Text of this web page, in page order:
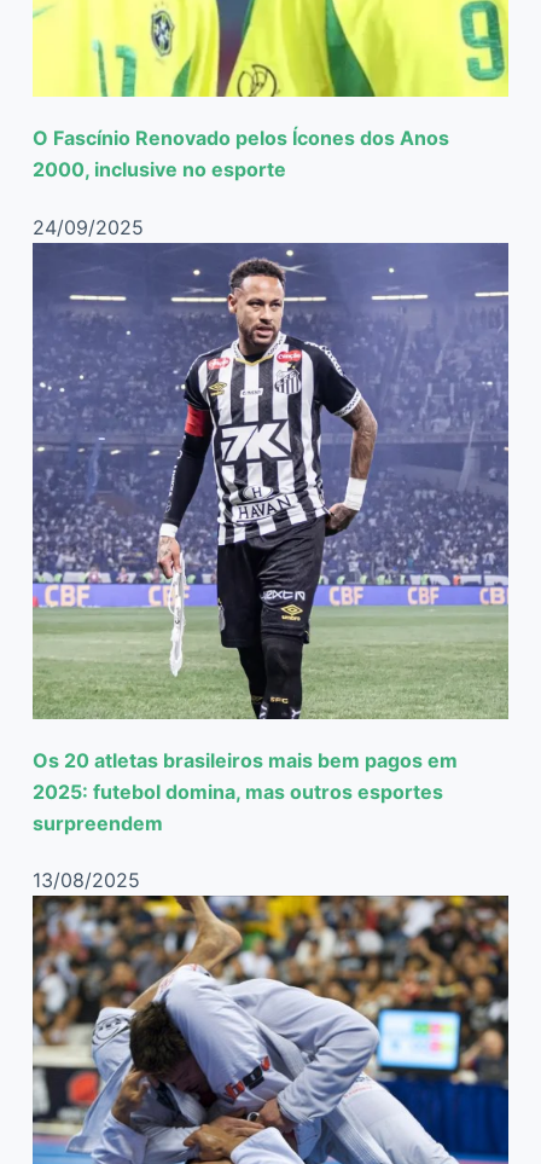
O Fascínio Renovado pelos Ícones dos Anos
2000, inclusive no esporte
24/09/2025
Os 20 atletas brasileiros mais bem pagos em
2025: futebol domina, mas outros esportes
surpreendem
13/08/2025